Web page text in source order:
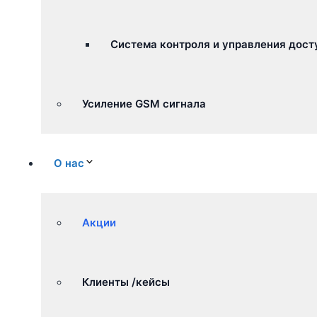
Система контроля и управления
Усиление GSM сигнала
О нас
Акции
Клиенты /кейсы